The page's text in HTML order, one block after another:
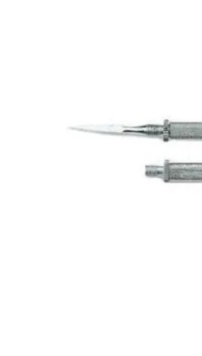
supporto 0 in modalità modale